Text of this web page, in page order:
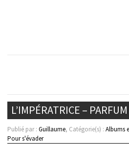
L’IMPÉRATRICE –
Publié par : Guillaume, Catégorie(s) : Albums
Pour s'évader